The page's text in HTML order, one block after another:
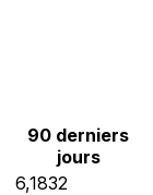
90 derniers
jours
6,1832